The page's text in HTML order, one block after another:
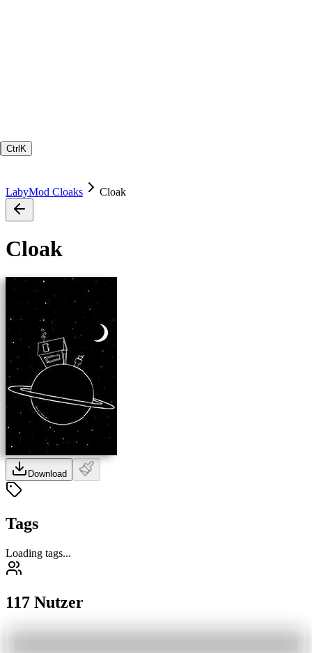
Ctrl K
LabyMod Cloaks Cloak
Cloak
Download
Tags
Loading tags...
117 Nutzer